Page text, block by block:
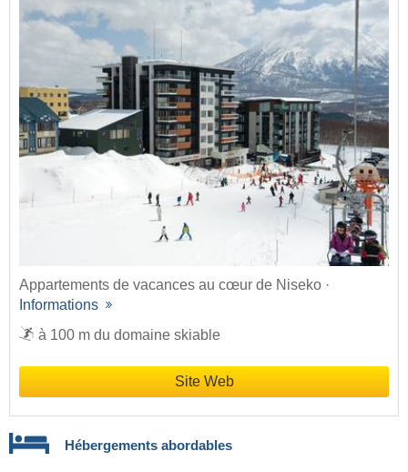
Appartements de vacances au cœur de Niseko ·
Informations
à 100 m du domaine skiable
Site Web
Hébergements abordables